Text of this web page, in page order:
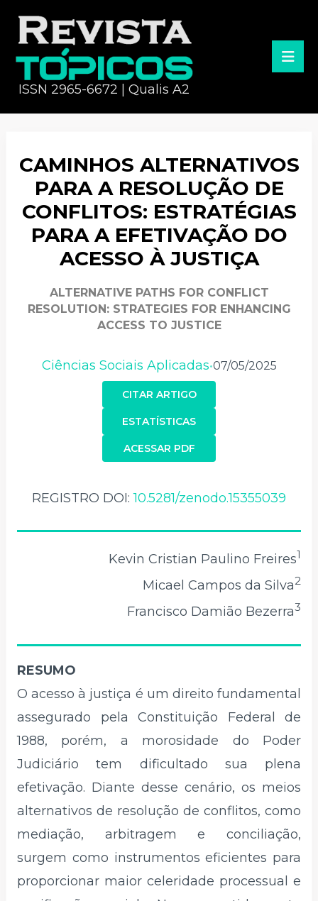
ISSN 2965-6672 | Qualis A2
CAMINHOS ALTERNATIVOS
PARA A RESOLUÇÃO DE
CONFLITOS: ESTRATÉGIAS
PARA A EFETIVAÇÃO DO
ACESSO À JUSTIÇA
ALTERNATIVE PATHS FOR CONFLICT
RESOLUTION: STRATEGIES FOR ENHANCING
ACCESS TO JUSTICE
Ciências Sociais Aplicadas•07/05/2025
CITAR ARTIGO
ACESSAR PDF
ESTATÍSTICAS
REGISTRO DOI:10.5281/zenodo.15355039
Kevin Cristian Paulino Freires1
Micael Campos da Silva2
Francisco Damião Bezerra3
RESUMO
O acesso à justiça é um direito fundamental
assegurado pela Constituição Federal de
1988, porém, a morosidade do Poder
Judiciário tem dificultado sua plena
efetivação. Diante desse cenário, os meios
alternativos de resolução de conflitos, como
mediação, arbitragem e conciliação,
surgem como instrumentos eficientes para
proporcionar maior celeridade processual e